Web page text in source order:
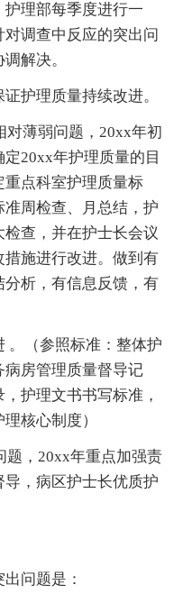
理部每季度进行一
调查中反应的突出问
解决。
护理质量持续改进。
对薄弱问题，20xx年初
20xx年护理质量的目
点科室护理质量标
周检查、月总结，护
查，并在护士长会议
施进行改进。做到有
析，有信息反馈，有
。（参照标准：整体护
房管理质量督导记
护理文书书写标准，
核心制度）
题，20xx年重点加强责
，病区护士长优质护
问题是：